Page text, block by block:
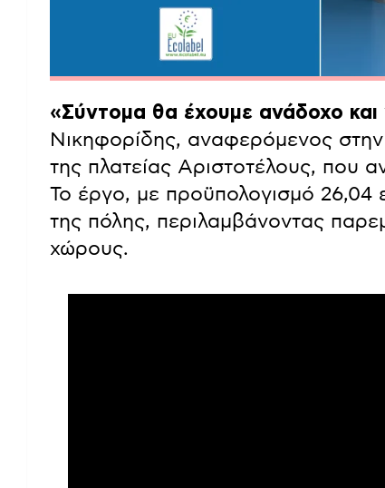
«Σύντομα θα έχουμε ανάδοχο και
Νικηφορίδης, αναφερόμενος
της πλατείας Αριστοτέλους, που
Το έργο, με προϋπολογισμό 26,04
της πόλης, περιλαμβάνοντας
χώρους.